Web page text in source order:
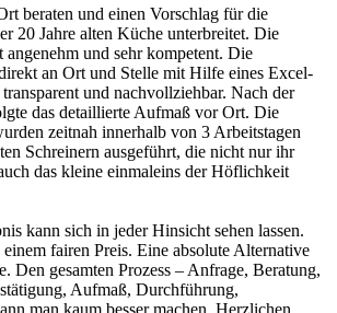
beraten und einen Vorschlag für die
20 Jahre alten Küche unterbreitet. Die
angenehm und sehr kompetent. Die
an Ort und Stelle mit Hilfe eines Excel-
und nachvollziehbar. Nach der
das detaillierte Aufmaß vor Ort. Die
zeitnah innerhalb von 3 Arbeitstagen
Schreinern ausgeführt, die nicht nur ihr
das kleine einmaleins der Höflichkeit
kann sich in jeder Hinsicht sehen lassen.
fairen Preis. Eine absolute Alternative
Den gesamten Prozess – Anfrage, Beratung,
Aufmaß, Durchführung,
man kaum besser machen. Herzlichen